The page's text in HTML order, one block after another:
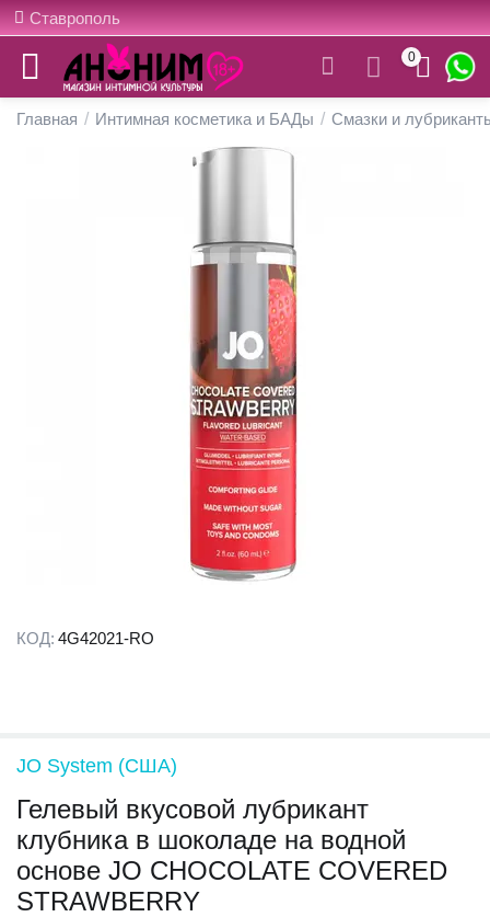
Ставрополь
0
Главная / Интимная косметика и БАДы / Смазки и
КОД: 4G42021-RO
JO System (США)
Гелевый вкусовой лубрикант
клубника в шоколаде на водной
основе JO CHOCOLATE COVERED
STRAWBERRY